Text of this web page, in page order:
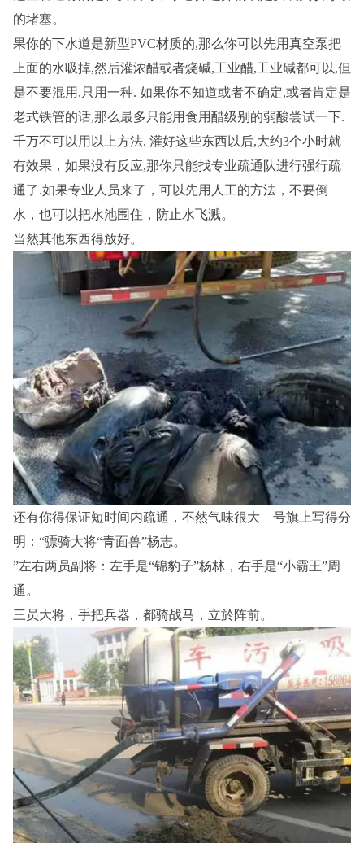
的堵塞。
果你的下水道是新型PVC材质的,那么你可以先用真空泵把
上面的水吸掉,然后灌浓醋或者烧碱,工业醋,工业碱都可以,但
是不要混用,只用一种. 如果你不知道或者不确定,或者肯定是
老式铁管的话,那么最多只能用食用醋级别的弱酸尝试一下.
千万不可以用以上方法. 灌好这些东西以后,大约3个小时就
有效果，如果没有反应,那你只能找专业疏通队进行强行疏
通了.如果专业人员来了，可以先用人工的方法，不要倒
水，也可以把水池围住，防止水飞溅。
当然其他东西得放好。
还有你得保证短时间内疏通，不然气味很大 号旗上写得分
明：“骠骑大将“青面兽”杨志。
”左右两员副将：左手是“锦豹子”杨林，右手是“小霸王”周
通。
三员大将，手把兵器，都骑战马，立於阵前。